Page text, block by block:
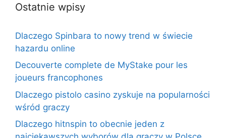
Ostatnie wpisy
Dlaczego Spinbara to nowy trend w świecie
hazardu online
Decouverte complete de MyStake pour les
joueurs francophones
Dlaczego pistolo casino zyskuje na popularności
wśród graczy
Dlaczego hitnspin to obecnie jeden z